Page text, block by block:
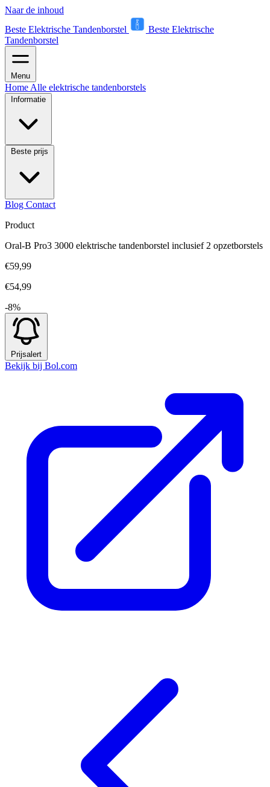
Naar de inhoud
Beste Elektrische Tandenborstel
Beste Elektrische
Tandenborstel
Menu
Home Alle elektrische tandenborstels
Informatie
Beste prijs
Blog Contact
Product
Oral-B Pro3 3000 elektrische tandenborstel inclusief 2 opzetborstels
€59,99
€54,99
-8%
Prijsalert
Bekijk bij Bol.com